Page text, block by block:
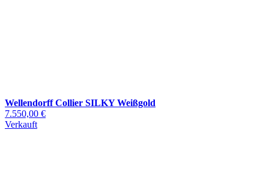
Wellendorff Collier SILKY Weißgold
7.550,00 €
Verkauft